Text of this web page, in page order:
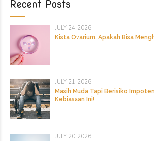
Recent Posts
JULY 24, 2026
Kista Ovarium, Apakah Bisa
JULY 21, 2026
Masih Muda Tapi Berisiko
Kebiasaan Ini!
JULY 20, 2026